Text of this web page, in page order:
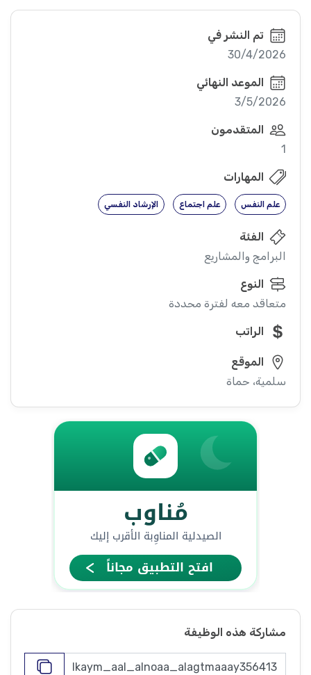
تم النشر في
30/4/2026
الموعد النهائي
3/5/2026
المتقدمون
1
المهارات
علم النفس علم اجتماع الإرشاد النفسي
الفئة
البرامج والمشاريع
النوع
متعاقد معه لفترة محددة
الراتب
الموقع
سلمية، حماة
مشاركة هذه الوظيفة